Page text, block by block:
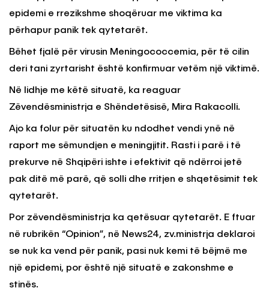
epidemi e rrezikshme shoqëruar me viktima ka
përhapur panik tek qytetarët.
Bëhet fjalë për virusin Meningococcemia, për të cilin
deri tani zyrtarisht është konfirmuar vetëm një viktimë.
Në lidhje me këtë situatë, ka reaguar
Zëvendësministrja e Shëndetësisë, Mira Rakacolli.
Ajo ka folur për situatën ku ndodhet vendi ynë në
raport me sëmundjen e meningjitit. Rasti i parë i të
prekurve në Shqipëri ishte i efektivit që ndërroi jetë
pak ditë më parë, që solli dhe rritjen e shqetësimit tek
qytetarët.
Por zëvendësministrja ka qetësuar qytetarët. E ftuar
në rubrikën “Opinion”, në News24, zv.ministrja deklaroi
se nuk ka vend për panik, pasi nuk kemi të bëjmë me
një epidemi, por është një situatë e zakonshme e
stinës.